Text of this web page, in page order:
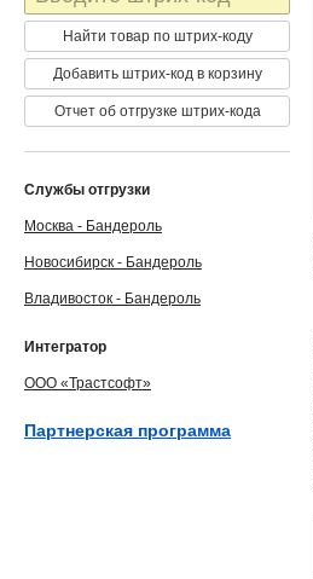
код
Найти товар по штрих-коду
Добавить штрих-код в корзину
Отчет об отгрузке штрих-кода
Службы отгрузки
Москва - Бандероль
Новосибирск - Бандероль
Владивосток - Бандероль
Интегратор
ООО «Трастсофт»
Партнерская программа